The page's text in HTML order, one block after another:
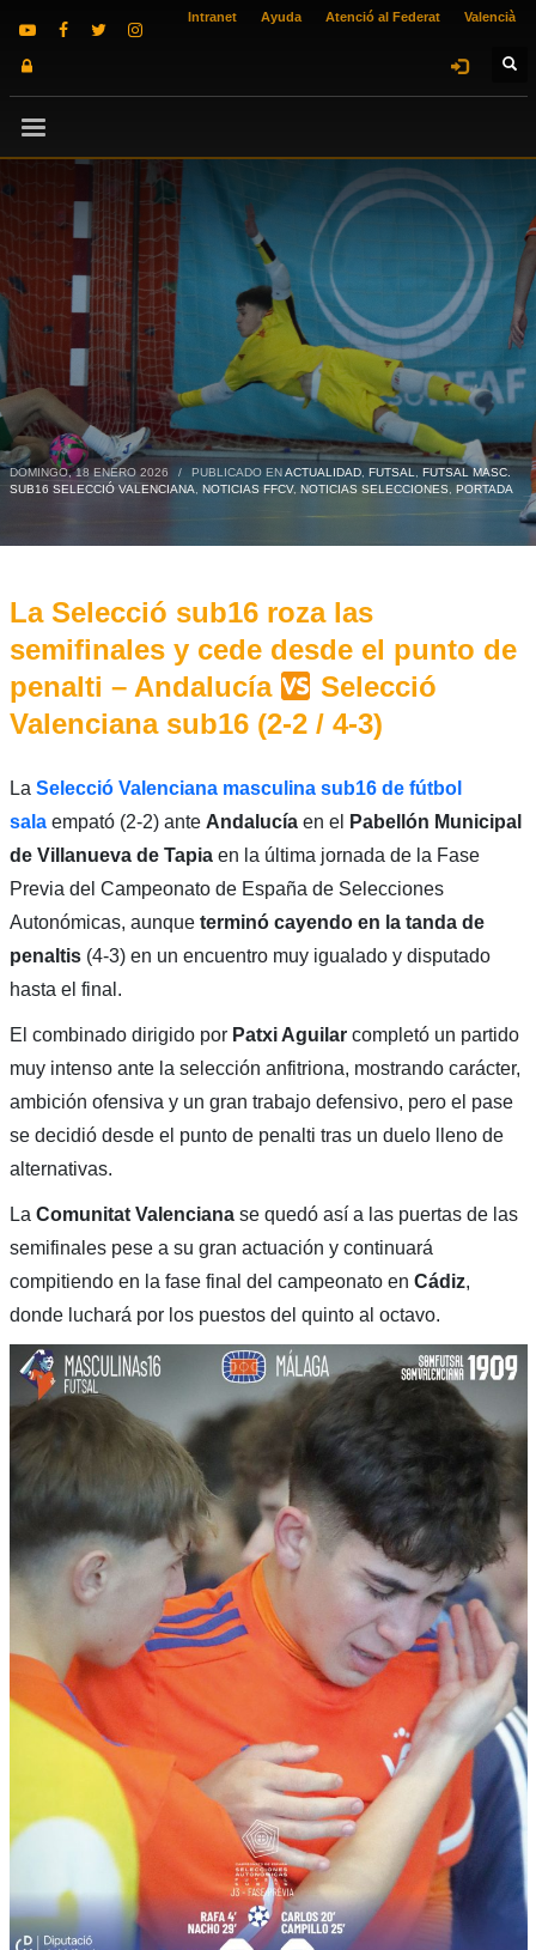
Intranet Ayuda Atenció al Federat Valencià
DOMINGO, 18 ENERO 2026 / PUBLICADO ENACTUALIDAD, FUTSAL
FUTSAL MASC.
SUB16 SELECCIÓ VALENCIANA
NOTICIAS FFCV, NOTICIAS SELECCIONES, PORTADA
La Selecció sub16 roza las
semifinales y cede desde el punto de
penalti – Andalucía
Selecció
Valenciana sub16 (2-2 / 4-3)
La Selecció Valenciana masculina sub16 de fútbol
salaempató (2-2) ante Andalucíaen el
Pabellón Municipal
de Villanueva de Tapiaen la última jornada de la Fase
Previa del Campeonato de España de Selecciones
Autonómicas, aunque terminó cayendo en la tanda de
penaltis(4-3) en un encuentro muy igualado y disputado
hasta el final.
El combinado dirigido porPatxi Aguilar completó un partido
muy intenso ante la selección anfitriona, mostrando carácter,
ambición ofensiva y un gran trabajo defensivo, pero el pase
se decidió desde el punto de penalti tras un duelo lleno de
alternativas.
La Comunitat Valencianase quedó así a las puertas de las
semifinales pese a su gran actuación y continuará
compitiendo en la fase final del campeonato en Cádiz,
donde luchará por los puestos del quinto al octavo.